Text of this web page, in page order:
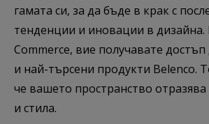
гамата си, за да бъде в крак с
тенденции и иновации в дизайна.
Commerce, вие получавате
и най-търсени продукти Belenco.
че вашето пространство отразява
и стила.